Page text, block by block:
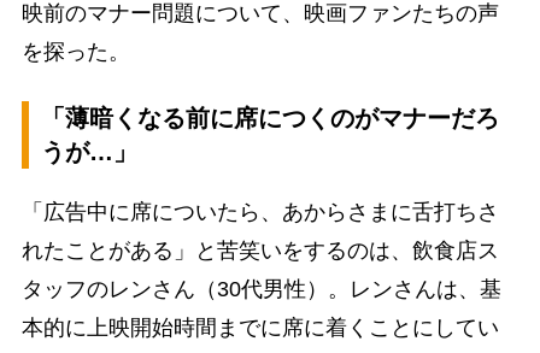
映前のマナー問題について、映画ファンたちの声
を探った。
「薄暗くなる前に席につくのがマナーだろ
うが…」
「広告中に席についたら、あからさまに舌打ちさ
れたことがある」と苦笑いをするのは、飲食店ス
タッフのレンさん（30代男性）。レンさんは、基
本的に上映開始時間までに席に着くことにしてい